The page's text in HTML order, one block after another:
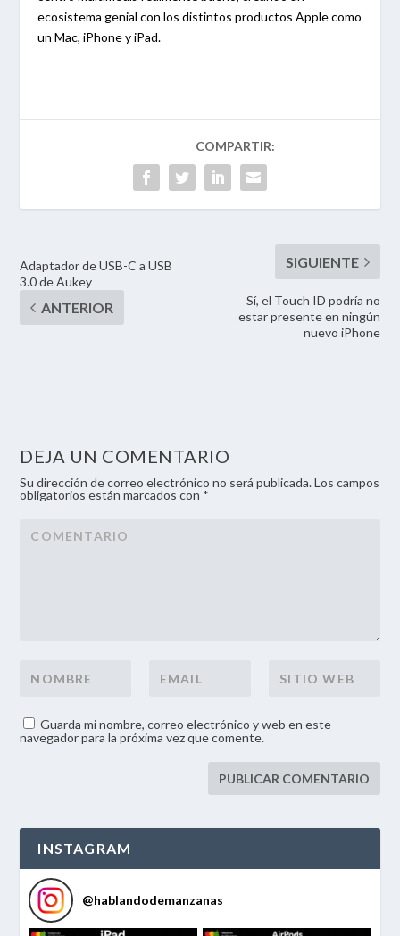
ecosistema genial con los distintos productos Apple como
un Mac, iPhone y iPad.
Adaptador de USB-C a USB
3.0 de Aukey
Sí, el Touch ID podría no
estar presente en ningún
nuevo iPhone
DEJA UN COMENTARIO
Su dirección de correo electrónico no será publicada. Los campos
obligatorios están marcados con *
Guarda mi nombre, correo electrónico y web en este
navegador para la próxima vez que comente.
INSTAGRAM
@hablandodemanzanas